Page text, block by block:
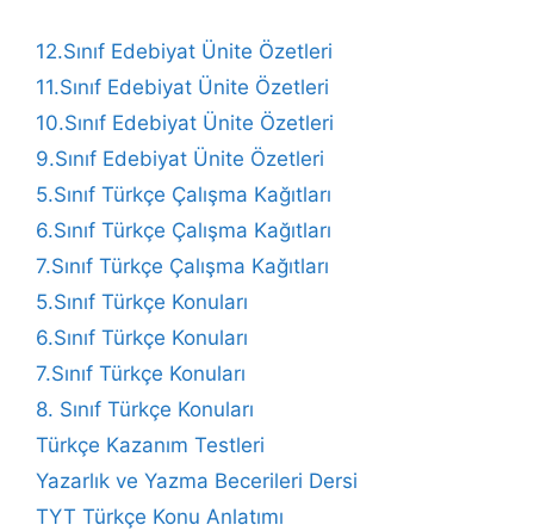
12.Sınıf Edebiyat Ünite Özetleri
11.Sınıf Edebiyat Ünite Özetleri
10.Sınıf Edebiyat Ünite Özetleri
9.Sınıf Edebiyat Ünite Özetleri
5.Sınıf Türkçe Çalışma Kağıtları
6.Sınıf Türkçe Çalışma Kağıtları
7.Sınıf Türkçe Çalışma Kağıtları
5.Sınıf Türkçe Konuları
6.Sınıf Türkçe Konuları
7.Sınıf Türkçe Konuları
8. Sınıf Türkçe Konuları
Türkçe Kazanım Testleri
Yazarlık ve Yazma Becerileri Dersi
TYT Türkçe Konu Anlatımı